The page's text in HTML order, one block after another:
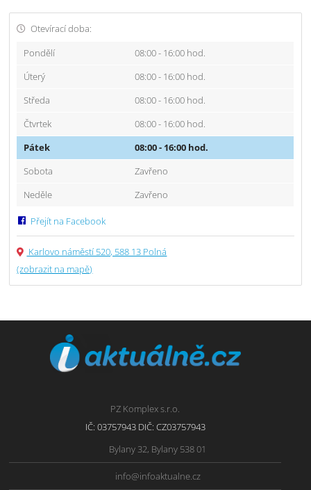
Otevírací doba:
Pondělí
08:00 - 16:00 hod.
Úterý
08:00 - 16:00 hod.
Středa
08:00 - 16:00 hod.
Čtvrtek
08:00 - 16:00 hod.
Pátek
08:00 - 16:00 hod.
Sobota
Zavřeno
Neděle
Zavřeno
Přejít na Facebook
Karlovo náměstí 520, 588 13 Polná
(zobrazit na mapě)
PZ Komplex s.r.o.
IČ: 03757943 DIČ: CZ03757943
Bylany 32, Bylany 538 01
info@infoaktualne.cz